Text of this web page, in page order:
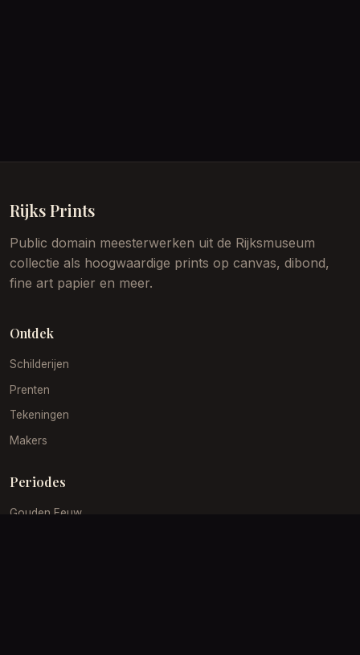
Rijks Prints
Public domain meesterwerken uit de Rijksmuseum
collectie als hoogwaardige prints op canvas, dibond,
fine art papier en meer.
Ontdek
Schilderijen
Prenten
Tekeningen
Makers
Periodes
Gouden Eeuw